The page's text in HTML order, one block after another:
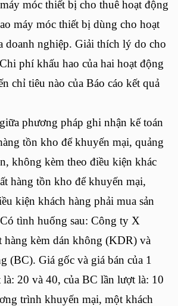
móc thiết bị cho thuê hoạt động
máy móc thiết bị dùng cho hoạt
doanh nghiệp. Giải thích lý do cho
phí khấu hao của hai hoạt động
chỉ tiêu nào của Báo cáo kết quả
phương pháp ghi nhận kế toán
tồn kho để khuyến mại, quảng
không kèm theo điều kiện khác
hàng tồn kho để khuyến mại,
kiện khách hàng phải mua sản
tình huống sau: Công ty X
hàng kèm dán không (KDR) và
(BC). Giá gốc và giá bán của 1
20 và 40, của BC lần lượt là: 10
trình khuyến mại, một khách